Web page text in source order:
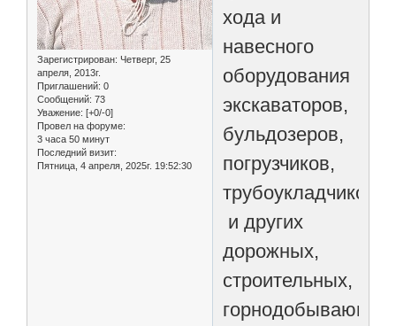
Зарегистрирован: Четверг, 25
апреля, 2013г.
Приглашений: 0
Сообщений: 73
Уважение: [+0/-0]
Провел на форуме:
3 часа 50 минут
Последний визит:
Пятница, 4 апреля, 2025г. 19:52:30
хода и
навесного
оборудования
экскаваторов,
бульдозеров,
погрузчиков,
трубоукладчиков
и других
дорожных,
строительных,
горнодобывающих